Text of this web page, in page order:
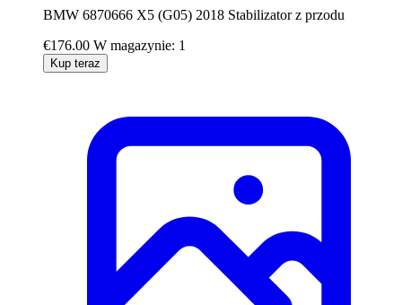
BMW 6870666 X5 (G05) 2018 Stabilizator z przodu
€176.00 W magazynie: 1
Kup teraz